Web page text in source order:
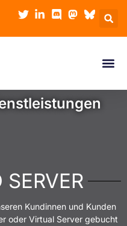
Kundinnen und Kunden
oder Virtual Server gebucht